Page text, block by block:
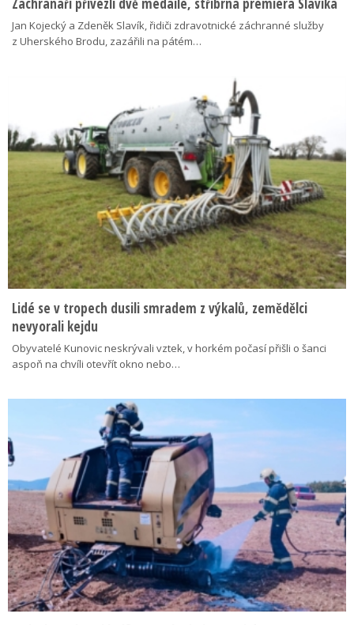
Jan Kojecký a Zdeněk Slavík, řidiči zdravotnické záchranné služby
z Uherského Brodu, zazářili na pátém…
Lidé se v tropech dusili smradem z výkalů, zemědělci
nevyorali kejdu
Obyvatelé Kunovic neskrývali vztek, v horkém počasí přišli o šanci
aspoň na chvíli otevřít okno nebo…